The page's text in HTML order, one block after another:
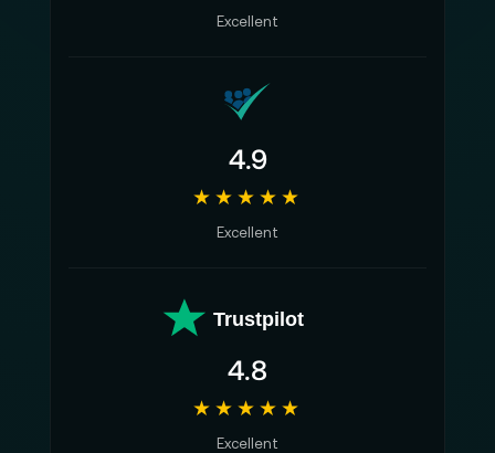
Excellent
4.9
★★★★★
Excellent
Trustpilot
4.8
★★★★★
Excellent